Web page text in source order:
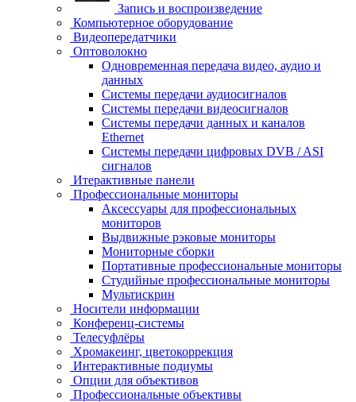
Запись и воспроизведение
Компьютерное оборудование
Видеопередатчики
Оптоволокно
Одновременная передача видео, аудио и
данных
Системы передачи аудиосигналов
Системы передачи видеосигналов
Системы передачи данных и каналов
Ethernet
Системы передачи цифровых DVB / ASI
сигналов
Итерактивные панели
Профессиональные мониторы
Аксессуары для профессиональных
мониторов
Выдвижные рэковые мониторы
Мониторные сборки
Портативные профессиональные мониторы
Студийные профессиональные мониторы
Мультискрин
Носители информации
Конференц-системы
Телесуфлёры
Хромакеинг, цветокоррекция
Интерактивные подиумы
Опции для объективов
Профессиональные объективы